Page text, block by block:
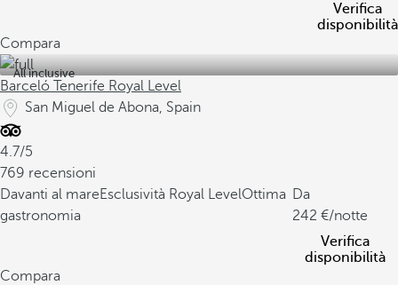
Verifica
disponibilità
Compara
All inclusive
Barceló Tenerife Royal Level
San Miguel de Abona, Spain
4.7/5
769 recensioni
Davanti al mareEsclusività Royal LevelOttima
gastronomia
Da
242
/notte
Verifica
disponibilità
Compara